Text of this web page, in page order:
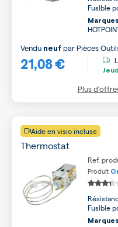
Fuslble
21,08 €
Vendu neuf par Pièces
Plus
Aide en visio incluse
Thermostat
Ref.
Produit
Fuslble